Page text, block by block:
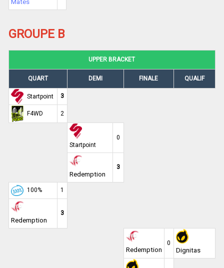
Mates
GROUPE B
UPPER BRACKET
QUART DEMI FINALE QUALIF
Startpoint 3
F4WD 2
Startpoint
0
Redemption
3
100% 1
Redemption
3
Redemption
0
Dignitas